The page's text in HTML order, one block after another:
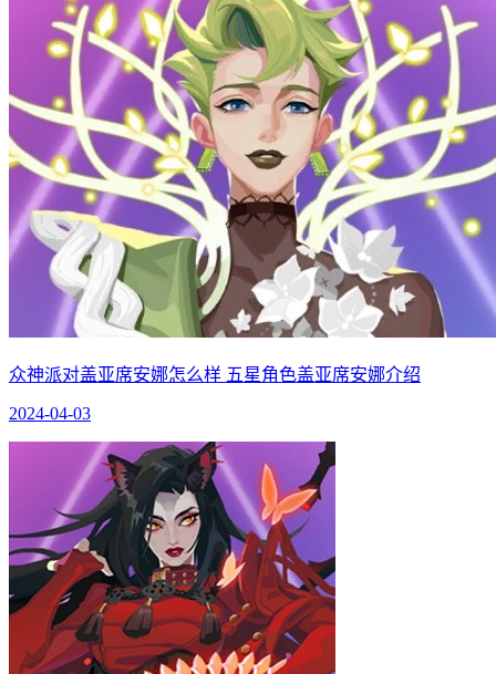
众神派对盖亚席安娜怎么样 五星角色盖亚席安娜介绍
2024-04-03